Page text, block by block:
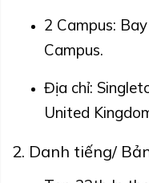
2 Campus:
Campus.
Địa chỉ:
United
2. Danh tiếng/